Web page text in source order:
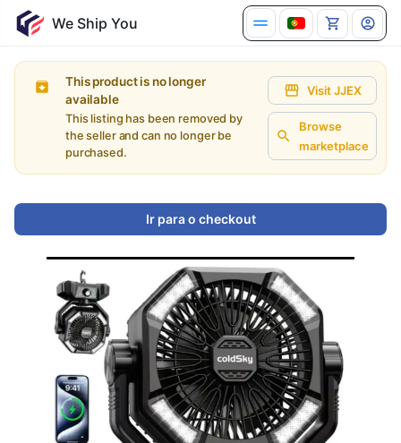
This product is no longer
available
This listing has been removed by
the seller and can no longer be
purchased.
Visit JJEX
Browse
marketplace
Ir para o checkout